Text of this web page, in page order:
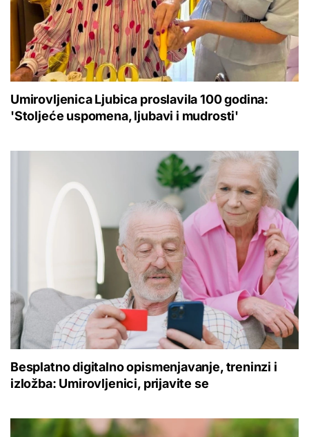
Umirovljenica Ljubica proslavila 100 godina:
'Stoljeće uspomena, ljubavi i mudrosti'
Besplatno digitalno opismenjavanje, treninzi i
izložba: Umirovljenici, prijavite se